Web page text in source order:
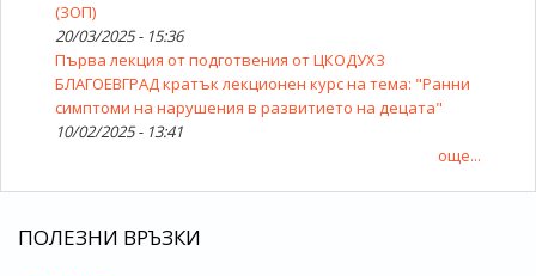
(ЗОП)
20/03/2025 - 15:36
Първа лекция от подготвения от ЦКОДУХЗ
БЛАГОЕВГРАД кратък лекционен курс на тема: "Ранни
симптоми на нарушения в развитието на децата"
10/02/2025 - 13:41
още...
ПОЛЕЗНИ ВРЪЗКИ